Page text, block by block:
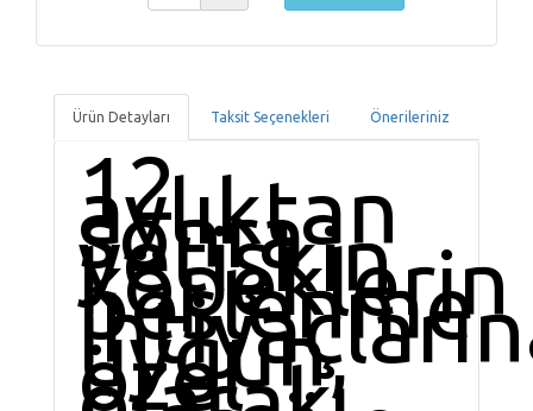
Ürün Detayları Taksit Seçenekleri Önerileriniz
12
aylıktan
sonra
yetişkin
köpeklerin
beslenme
uygun,
özel